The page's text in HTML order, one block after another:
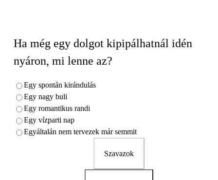
Ha még egy dolgot kipipálhatnál idén
nyáron, mi lenne az?
Egy spontán kirándulás
Egy nagy buli
Egy romantikus randi
Egy vízparti nap
Egyáltalán nem tervezek már semmit
Szavazok